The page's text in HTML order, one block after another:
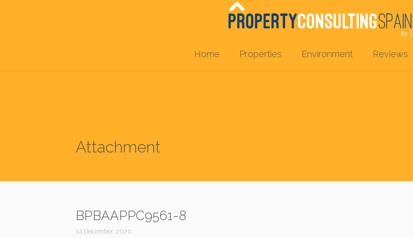
Home Properties Environment Reviews
Attachment
BPBAAPPC9561-8
14 December, 2020